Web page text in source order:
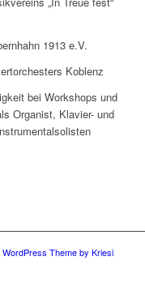
1913 e.V.
Koblenz
bei Workshops und
Organist, Klavier- und
WordPress Theme by Kriesi